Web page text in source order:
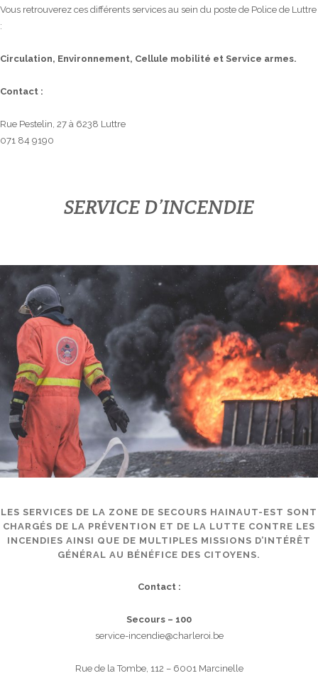
Vous retrouverez ces différents services au sein du poste de Police de Luttre
:
Circulation, Environnement, Cellule mobilité et Service armes.
Contact :
Rue Pestelin, 27 à 6238 Luttre
071 84 9190
SERVICE D’INCENDIE
LES SERVICES DE LA ZONE DE SECOURS HAINAUT-EST SONT
CHARGÉS DE LA PRÉVENTION ET DE LA LUTTE CONTRE LES
INCENDIES AINSI QUE DE MULTIPLES MISSIONS D’INTÉRÊT
GÉNÉRAL AU BÉNÉFICE DES CITOYENS.
Contact :
Secours – 100
service-incendie@charleroi.be
Rue de la Tombe, 112 – 6001 Marcinelle